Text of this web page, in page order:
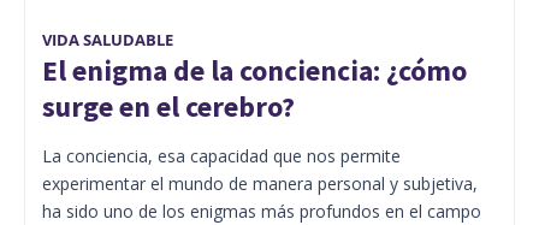
VIDA SALUDABLE
El enigma de la conciencia: ¿cómo
surge en el cerebro?
La conciencia, esa capacidad que nos permite
experimentar el mundo de manera personal y subjetiva,
ha sido uno de los enigmas más profundos en el campo